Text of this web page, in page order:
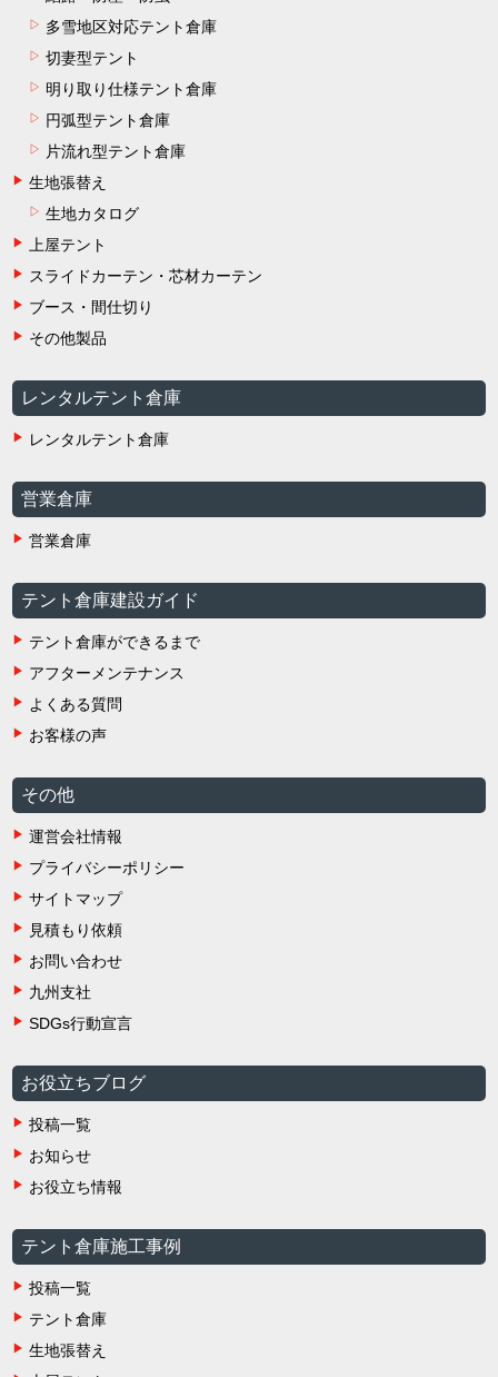
多雪地区対応テント倉庫
切妻型テント
明り取り仕様テント倉庫
円弧型テント倉庫
片流れ型テント倉庫
生地張替え
生地カタログ
上屋テント
スライドカーテン・芯材カーテン
ブース・間仕切り
その他製品
レンタルテント倉庫
レンタルテント倉庫
営業倉庫
営業倉庫
テント倉庫建設ガイド
テント倉庫ができるまで
アフターメンテナンス
よくある質問
お客様の声
その他
運営会社情報
プライバシーポリシー
サイトマップ
見積もり依頼
お問い合わせ
九州支社
SDGs行動宣言
お役立ちブログ
投稿一覧
お知らせ
お役立ち情報
テント倉庫施工事例
投稿一覧
テント倉庫
生地張替え